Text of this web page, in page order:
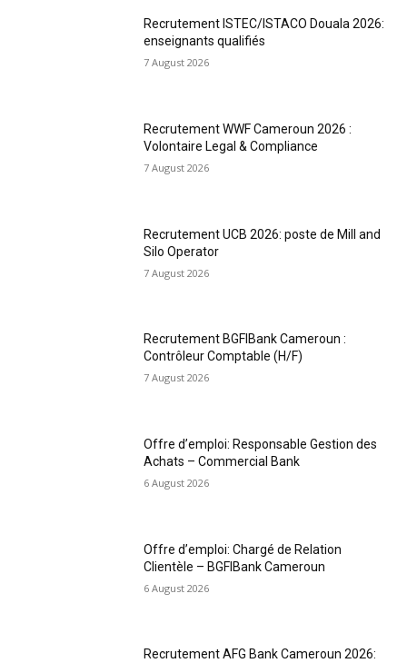
Recrutement ISTEC/ISTACO Douala 2026:
enseignants qualifiés
7 August 2026
Recrutement WWF Cameroun 2026 :
Volontaire Legal & Compliance
7 August 2026
Recrutement UCB 2026: poste de Mill and
Silo Operator
7 August 2026
Recrutement BGFIBank Cameroun :
Contrôleur Comptable (H/F)
7 August 2026
Offre d’emploi: Responsable Gestion des
Achats – Commercial Bank
6 August 2026
Offre d’emploi: Chargé de Relation
Clientèle – BGFIBank Cameroun
6 August 2026
Recrutement AFG Bank Cameroun 2026: